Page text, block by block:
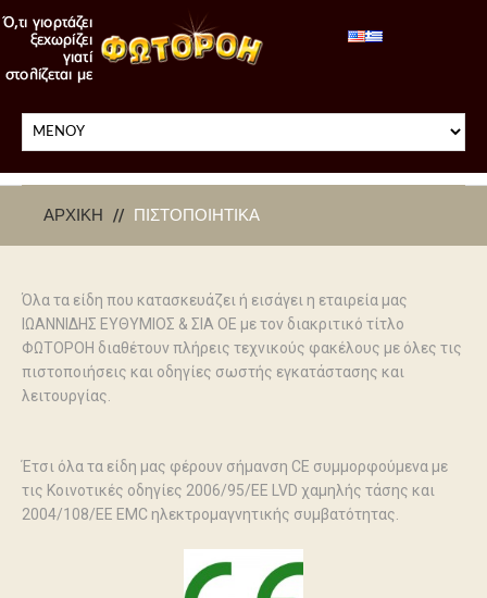
ΑΡΧΙΚΉ ΠΙΣΤΟΠΟΙΗΤΙΚΆ
Όλα τα είδη που κατασκευάζει ή εισάγει η εταιρεία μας
ΙΩΑΝΝΙΔΗΣ ΕΥΘΥΜΙΟΣ & ΣΙΑ ΟΕ με τον διακριτικό τίτλο
ΦΩΤΟΡΟΗ διαθέτουν πλήρεις τεχνικούς φακέλους με όλες τις
πιστοποιήσεις και οδηγίες σωστής εγκατάστασης και
λειτουργίας.
Έτσι όλα τα είδη μας φέρουν σήμανση CE συμμορφούμενα με
τις Κοινοτικές οδηγίες 2006/95/ΕΕ LVD χαμηλής τάσης και
2004/108/EE EMC ηλεκτρομαγνητικής συμβατότητας.